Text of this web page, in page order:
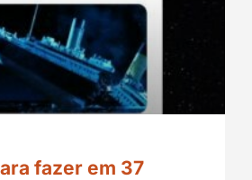
fazer em 37